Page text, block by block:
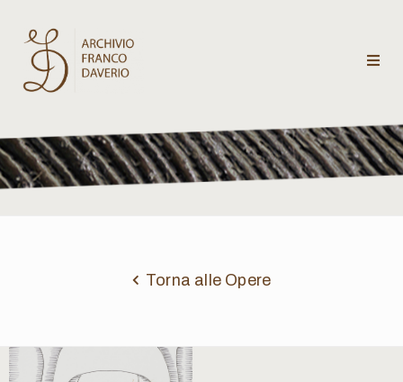
Archivio
Franco
Daverio
critici
Torna alle Opere